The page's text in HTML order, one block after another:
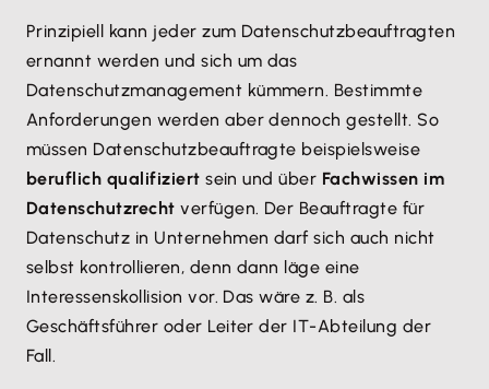
Prinzipiell kann jeder zum Datenschutzbeauftragten
ernannt werden und sich um das
Datenschutzmanagement kümmern. Bestimmte
Anforderungen werden aber dennoch gestellt. So
müssen Datenschutzbeauftragte beispielsweise
beruflich qualifiziertsein und über Fachwissen im
Datenschutzrechtverfügen. Der Beauftragte für
Datenschutz in Unternehmen darf sich auch nicht
selbst kontrollieren, denn dann läge eine
Interessenskollision vor. Das wäre z. B. als
Geschäftsführer oder Leiter der IT-Abteilung der
Fall.